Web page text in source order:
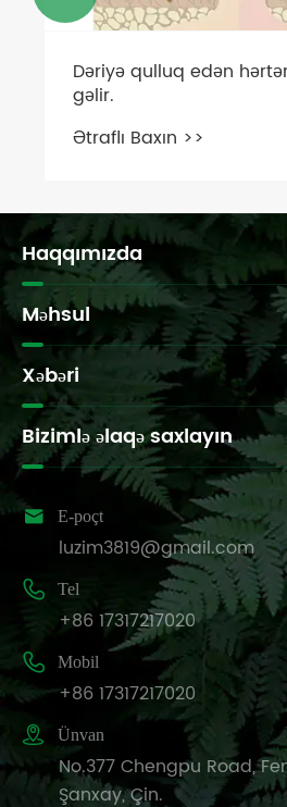
Dəriyə qulluq edən
gəlir.
Ətraflı Baxın >>
Haqqımızda
Məhsul
Xəbəri
Bizimlə əlaqə saxlayın
 E-poçt
luzim3819@gmail.com
 Tel
+86 17317217020
 Mobil
+86 17317217020
 Ünvan
No.377 Chengpu Road,
Şanxay, Çin.